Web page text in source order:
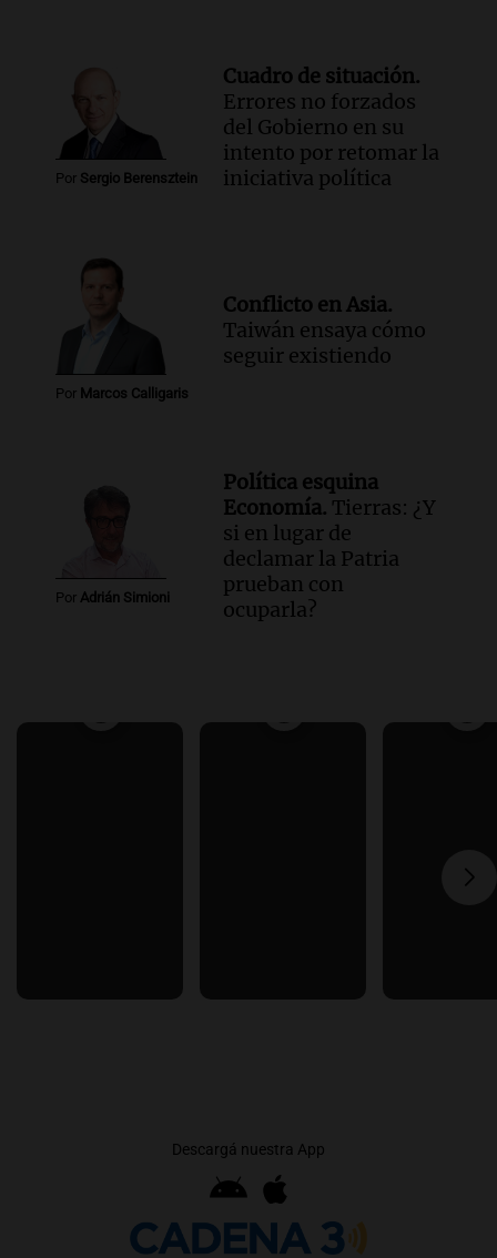
Por Sergio Berensztein
Cuadro de situación.
Errores no forzados
del Gobierno en su
intento por retomar la
iniciativa política
Por Marcos Calligaris
Conflicto en Asia.
Taiwán ensaya cómo
seguir existiendo
Por Adrián Simioni
Política esquina
Economía. Tierras: ¿Y
si en lugar de
declamar la Patria
prueban con
ocuparla?
Descargá nuestra App